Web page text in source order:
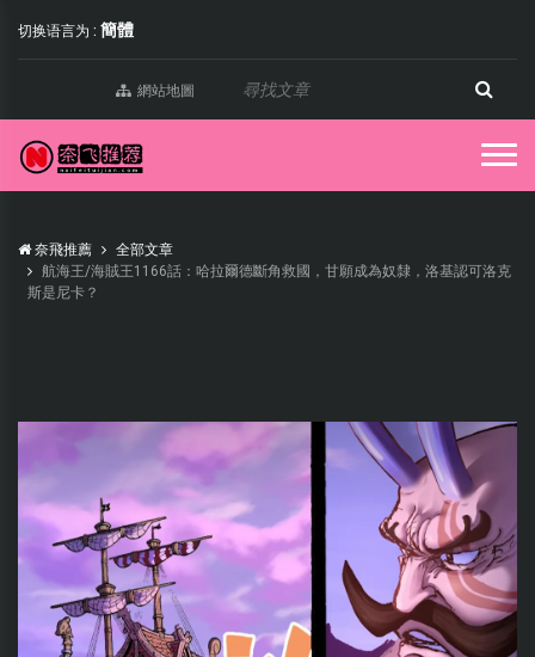
切换语言为 : 簡體
網站地圖
奈飛推薦
全部文章
航海王/海賊王1166話：哈拉爾德斷角救國，甘願成為奴隸，洛基認可洛克
斯是尼卡？